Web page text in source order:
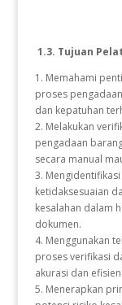
1.3. Tujuan
1. Memahami
proses
dan kepatuhan
2. Melakukan
pengadaan
secara manual
3.
ketidaksesuaian
kesalahan dalam
dokumen.
4. Menggunakan
proses verifikasi
akurasi dan
5. Menerapkan